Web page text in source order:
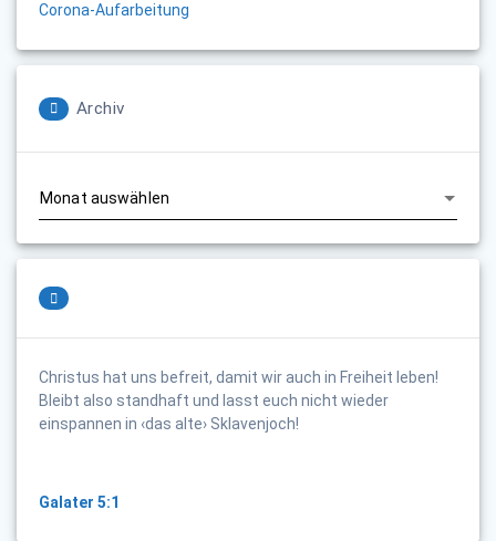
Corona-Aufarbeitung
Archiv
Christus hat uns befreit, damit wir auch in Freiheit leben!
Bleibt also standhaft und lasst euch nicht wieder
einspannen in ‹das alte› Sklavenjoch!
Galater 5:1